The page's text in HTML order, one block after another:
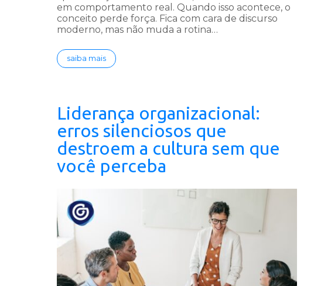
em comportamento real. Quando isso acontece, o
conceito perde força. Fica com cara de discurso
moderno, mas não muda a rotina…
saiba mais
Liderança organizacional:
erros silenciosos que
destroem a cultura sem que
você perceba